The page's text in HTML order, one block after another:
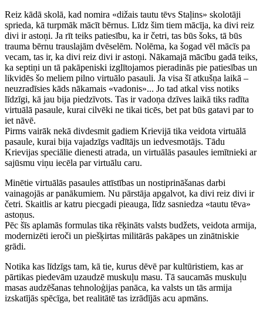
Reiz kādā skolā, kad nomira «dižais tautu tēvs Staļins» skolotāji
sprieda, kā turpmāk mācīt bērnus. Līdz šim tiem mācīja, ka divi reiz
divi ir astoņi. Ja rīt teiks patiesību, ka ir četri, tas būs šoks, tā būs
trauma bērnu trauslajām dvēselēm. Nolēma, ka šogad vēl mācīs pa
vecam, tas ir, ka divi reiz divi ir astoņi. Nākamajā mācību gadā teiks,
ka septiņi un tā pakāpeniski izglītojamos pieradinās pie patiesības un
likvidēs šo meliem pilno virtuālo pasauli. Ja visa šī atkušņa laikā –
neuzradīsies kāds nākamais «vadonis»... Jo tad atkal viss notiks
līdzīgi, kā jau bija piedzīvots. Tas ir vadoņa dzīves laikā tiks radīta
virtuālā pasaule, kurai cilvēki ne tikai ticēs, bet pat būs gatavi par to
iet nāvē.
Pirms vairāk nekā divdesmit gadiem Krievijā tika veidota virtuālā
pasaule, kurai bija vajadzīgs vadītājs un iedvesmotājs. Tādu
Krievijas speciālie dienesti atrada, un virtuālās pasaules iemītnieki ar
sajūsmu viņu iecēla par virtuālu caru.
Minētie virtuālās pasaules attīstības un nostiprināšanas darbi
vainagojās ar panākumiem. Nu pārstāja apgalvot, ka divi reiz divi ir
četri. Skaitlis ar katru piecgadi pieauga, līdz sasniedza «tautu tēva»
astoņus.
Pēc šīs aplamās formulas tika rēķināts valsts budžets, veidota armija,
modernizēti ieroči un piešķirtas militārās pakāpes un zinātniskie
grādi.
Notika kas līdzīgs tam, kā tie, kurus dēvē par kultūristiem, kas ar
pārtikas piedevām uzaudzē muskuļu masu. Tā saucamās muskuļu
masas audzēšanas tehnoloģijas panāca, ka valsts un tās armija
izskatījās spēcīga, bet realitātē tas izrādījās acu apmāns.